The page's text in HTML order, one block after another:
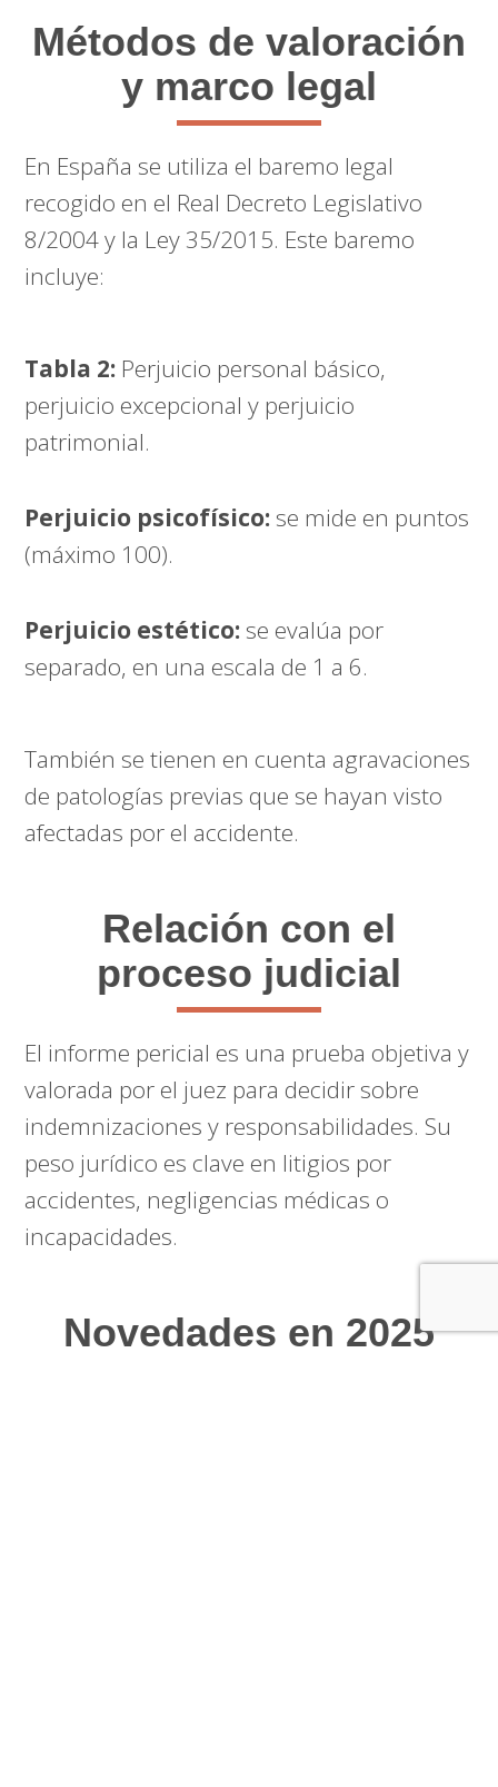
Métodos de valoración
y marco legal
En España se utiliza el baremo legal
recogido en el Real Decreto Legislativo
8/2004 y la Ley 35/2015. Este baremo
incluye:
Tabla 2: Perjuicio personal básico,
perjuicio excepcional y perjuicio
patrimonial.
Perjuicio psicofísico: se mide en puntos
(máximo 100).
Perjuicio estético: se evalúa por
separado, en una escala de 1 a 6.
También se tienen en cuenta agravaciones
de patologías previas que se hayan visto
afectadas por el accidente.
Relación con el
proceso judicial
El informe pericial es una prueba objetiva y
valorada por el juez para decidir sobre
indemnizaciones y responsabilidades. Su
peso jurídico es clave en litigios por
accidentes, negligencias médicas o
incapacidades.
Novedades en 2025